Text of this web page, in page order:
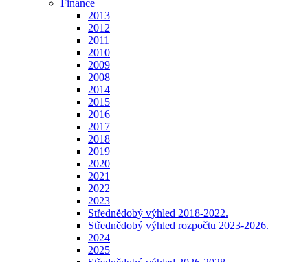
Finance
2013
2012
2011
2010
2009
2008
2014
2015
2016
2017
2018
2019
2020
2021
2022
2023
Střednědobý výhled 2018-2022.
Střednědobý výhled rozpočtu 2023-2026.
2024
2025